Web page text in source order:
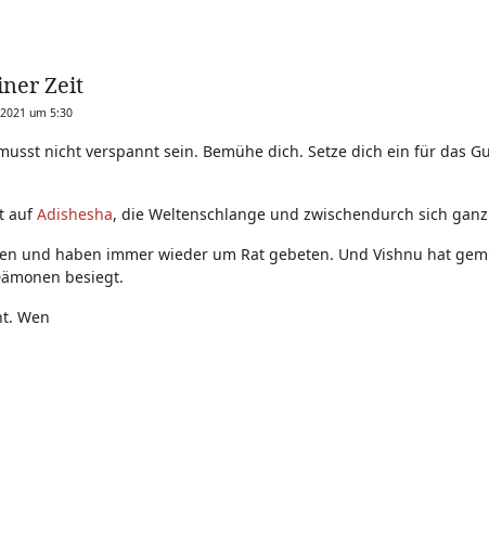
Zeit
um 5:30
nicht verspannt sein. Bemühe dich. Setze dich ein für das
aufAdishesha, die Weltenschlange und zwischendurch sich
und haben immer wieder um Rat gebeten. Und Vishnu hat
besiegt.
Wen